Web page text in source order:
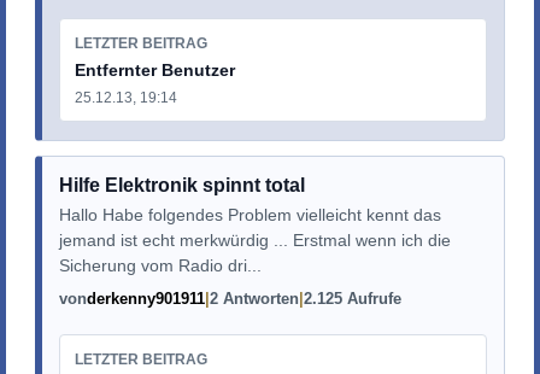
LETZTER BEITRAG
Entfernter Benutzer
25.12.13, 19:14
Hilfe Elektronik spinnt total
Hallo Habe folgendes Problem vielleicht kennt das
jemand ist echt merkwürdig ... Erstmal wenn ich die
Sicherung vom Radio dri...
vonderkenny901911 2 Antworten 2.125 Aufrufe
LETZTER BEITRAG